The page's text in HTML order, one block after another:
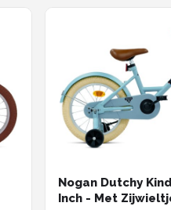
Nogan Dutchy
Inch - Met